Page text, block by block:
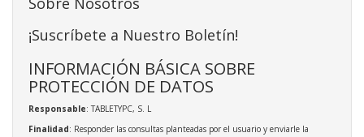
¡Suscríbete a Nuestro Boletín!
INFORMACIÓN BÁSICA SOBRE
PROTECCIÓN DE DATOS
Responsable: TABLETYPC, S. L
Finalidad: Responder las consultas planteadas por el usuario y enviarle la